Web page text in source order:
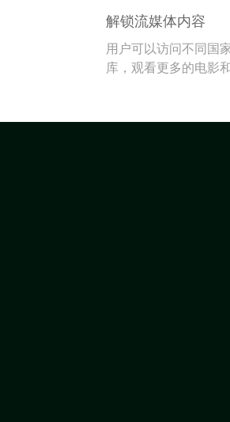
解锁流媒体内容
用户可以访问不同国
库，观看更多的电影